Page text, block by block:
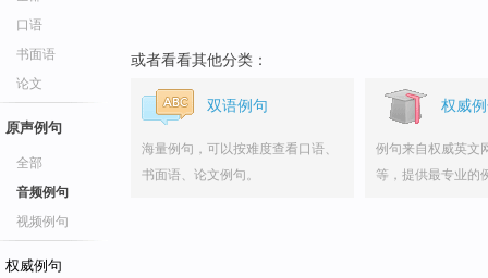
口语
书面语
论文
原声例句
全部
音频例句
视频例句
权威例句
或者看看其他分类：
双语例句
海量例句，可以按难度查看口语、
书面语、论文例句。
权威
例句来自权威英文
等，提供最专业的